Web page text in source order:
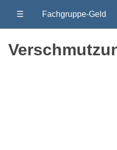
☰ Fachgruppe-Geld